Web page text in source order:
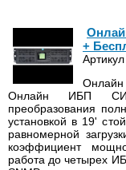
+
Онлайн ИБП
преобразования
установкой в 19'
равномерной
коэффициент
работа до четырех